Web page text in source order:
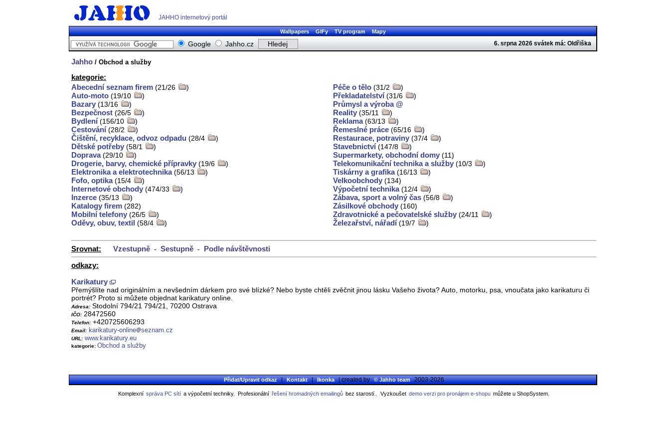
JAHHO internetový portál
Wallpapers GIFy TV program Mapy
6. srpna 2026 svátek má: Oldřiška
Google Jahho.cz
Jahho / Obchod a služby
kategorie:
Abecední seznam firem (21/26 )
Auto-moto (19/10 )
Bazary (13/16 )
Bezpečnost (26/5 )
Bydlení (156/10 )
Cestování (28/2 )
Čištění, recyklace, odvoz odpadu (28/4 )
Dětské potřeby (58/1 )
Doprava(29/10 )
Drogerie, barvy, chemické přípravky (19/6 )
Elektronika a elektrotechnika(56/13 )
Fofo, optika(15/4 )
Internetové obchody (474/33 )
Inzerce (35/13 )
Katalogy firem (282)
Mobilní telefony (26/5 )
Oděvy, obuv, textil (58/4 )
Péče o tělo (31/2 )
Překladatelství (31/6 )
Průmysl a výroba @
Reality (35/11 )
Reklama(63/13 )
Řemeslné práce (65/16 )
Restaurace, potraviny (37/4 )
Stavebnictví (147/8 )
Supermarkety, obchodní domy (11)
Telekomunikační technika a služby (10/3 )
Tiskárny a grafika(16/13 )
Velkoobchody (134)
Výpočetní technika(12/4 )
Zábava, sport a volný čas (56/8 )
Zásilkové obchody (160)
Zdravotnické a pečovatelské služby (24/11 )
Železařství, nářadí (19/7 )
Srovnat: Vzestupně - Sestupně - Podle návštěvnosti
odkazy:
Karikatury
Přemýšlíte nad originálním a nevšedním dárkem pro své blízké? Nebo byste chtěli zvěčnit jinou lásku Vašeho života? Auto, motorku, psa, vnoučata jako karikaturu či
portrét? Proto si můžete objednat karikatury online.
Adresa: Stodolní 794/21 794/21, 70200 Ostrava
IČO: 28472560
Telefon: +420725606293
Email: karikatury-online seznam.cz
URL: www.karikatury.eu
kategorie: Obchod a služby
Přidat/Upravit odkaz | Kontakt | Ikonka | created by © Jahho team 2003-2026
Komplexní správa PC sítí a výpočetní techniky. Profesionální řešení hromadných emailingů bez starostí.. Vyzkoušet demo verzi pro pronájem e-shopu můžete u ShopSystem.